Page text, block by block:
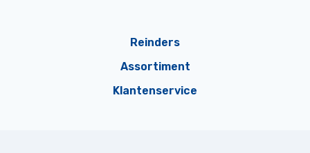
Reinders
Assortiment
Klantenservice